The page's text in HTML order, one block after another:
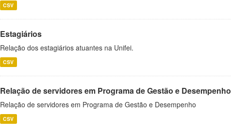
CSV
Estagiários
Relação dos estagiários atuantes na Unifei.
CSV
Relação de servidores em Programa de Gestão e Desempenho
Relação de servidores em Programa de Gestão e Desempenho
CSV